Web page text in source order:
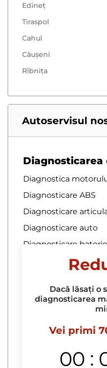
Edineț
Tiraspol
Cahul
Căușeni
Rîbnița
Autoservisul
Diagnostica
Diagnosticare ABS
Diagnosticare
Diagnosticare auto
Diagnosticare
Diagnosticare bratari
Diagnosticare
Diagnosticare
Diagnosticare
diagnosticare
Dacă lăsați o
diagnosticarea
Vei primi
00 :